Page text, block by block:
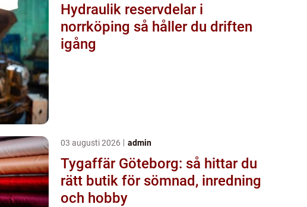
Hydraulik reservdelar i
norrköping så håller du driften
igång
03 augusti 2026 admin
Tygaffär Göteborg: så hittar du
rätt butik för sömnad, inredning
och hobby